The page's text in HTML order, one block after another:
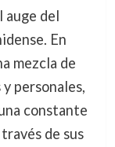
auge del
En
mezcla de
personales,
constante
de sus